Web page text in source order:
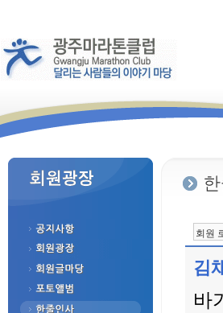
김
바